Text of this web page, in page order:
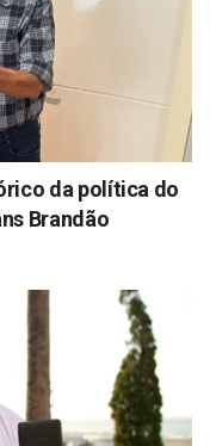
da política do
Brandão